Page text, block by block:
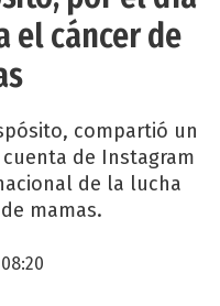
el cáncer de
compartió un
de Instagram
de la lucha
mamas.